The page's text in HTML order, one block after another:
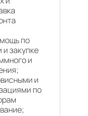
по
закупке
и
и
по